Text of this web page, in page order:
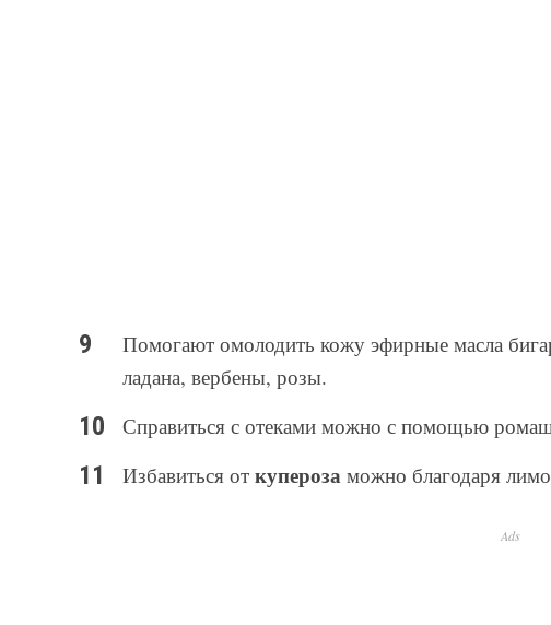
Помогают омолодить кожу эфирные масла
ладана, вербены, розы.
Справиться с отеками можно с помощью
Избавиться от купероза можно благодаря
Ads